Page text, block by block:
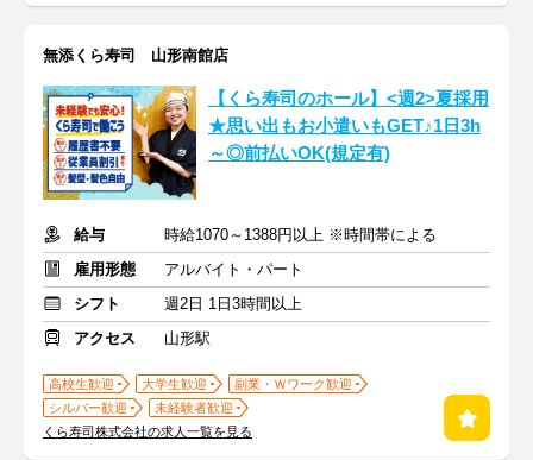
無添くら寿司 山形南館店
【くら寿司のホール】<週2>夏採用
★思い出もお小遣いもGET♪1日3h
～◎前払いOK(規定有)
給与
時給1070～1388円以上 ※時間帯による
雇用形態
アルバイト・パート
シフト
週2日 1日3時間以上
アクセス
山形駅
高校生歓迎 大学生歓迎
副業・Ｗワーク歓迎
シルバー歓迎
未経験者歓迎
くら寿司株式会社の求人一覧を見る